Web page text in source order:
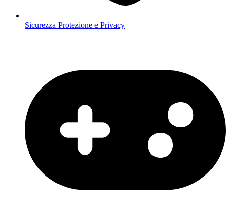
Sicurezza Protezione e Privacy